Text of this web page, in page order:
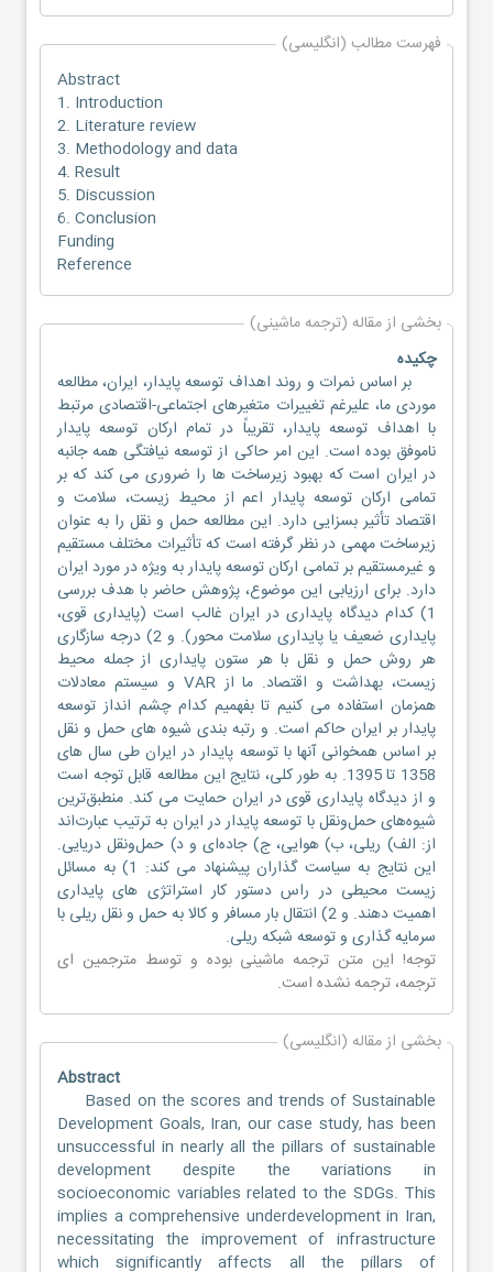
فهرست مطالب (انگلیسی)
Abstract
1. Introduction
2. Literature review
3. Methodology and data
4. Result
5. Discussion
6. Conclusion
Funding
Reference
بخشی از مقاله (ترجمه ماشینی)
چکیده
بر اساس نمرات و روند اهداف توسعه پایدار، ایران، مطالعه
موردی ما، علیرغم تغییرات متغیرهای اجتماعی-اقتصادی مرتبط
با اهداف توسعه پایدار، تقریباً در تمام ارکان توسعه پایدار
ناموفق بوده است. این امر حاکی از توسعه نیافتگی همه جانبه
در ایران است که بهبود زیرساخت ها را ضروری می کند که بر
تمامی ارکان توسعه پایدار اعم از محیط زیست، سلامت و
اقتصاد تأثیر بسزایی دارد. این مطالعه حمل و نقل را به عنوان
زیرساخت مهمی در نظر گرفته است که تأثیرات مختلف مستقیم
و غیرمستقیم بر تمامی ارکان توسعه پایدار به ویژه در مورد ایران
دارد. برای ارزیابی این موضوع، پژوهش حاضر با هدف بررسی
1) کدام دیدگاه پایداری در ایران غالب است (پایداری قوی،
پایداری ضعیف یا پایداری سلامت محور). و 2) درجه سازگاری
هر روش حمل و نقل با هر ستون پایداری از جمله محیط
زیست، بهداشت و اقتصاد. ما از VAR و سیستم معادلات
همزمان استفاده می کنیم تا بفهمیم کدام چشم انداز توسعه
پایدار بر ایران حاکم است. و رتبه بندی شیوه های حمل و نقل
بر اساس همخوانی آنها با توسعه پایدار در ایران طی سال های
1358 تا 1395. به طور کلی، نتایج این مطالعه قابل توجه است
و از دیدگاه پایداری قوی در ایران حمایت می کند. منطبق‌ترین
شیوه‌های حمل‌ونقل با توسعه پایدار در ایران به ترتیب عبارت‌اند
از: الف) ریلی، ب) هوایی، ج) جاده‌ای و د) حمل‌ونقل دریایی.
این نتایج به سیاست گذاران پیشنهاد می کند: 1) به مسائل
زیست محیطی در راس دستور کار استراتژی های پایداری
اهمیت دهند. و 2) انتقال بار مسافر و کالا به حمل و نقل ریلی با
سرمایه گذاری و توسعه شبکه ریلی.
توجه! این متن ترجمه ماشینی بوده و توسط مترجمین ای
ترجمه، ترجمه نشده است.
بخشی از مقاله (انگلیسی)
Abstract
Based on the scores and trends of Sustainable
Development Goals, Iran, our case study, has been
unsuccessful in nearly all the pillars of sustainable
development despite the variations in
socioeconomic variables related to the SDGs. This
implies a comprehensive underdevelopment in Iran,
necessitating the improvement of infrastructure
which significantly affects all the pillars of